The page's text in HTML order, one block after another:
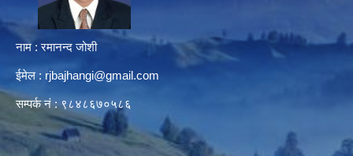
नाम : रमानन्द जोशी
ईमेल : rjbajhangi@gmail.com
सम्पर्क नं : ९८४८६७०५८६